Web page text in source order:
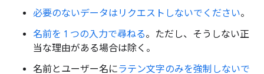
必要のないデータはリクエストしないでください。
名前を 1 つの入力で尋ねる。ただし、そうしない正
当な理由がある場合は除く。
名前とユーザー名にラテン文字のみを強制しないで